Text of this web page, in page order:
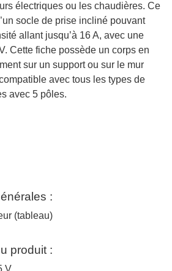
électriques ou les chaudières. Ce
socle de prise incliné pouvant
allant jusqu’à 16 A, avec une
Cette fiche possède un corps en
sur un support ou sur le mur
avec tous les types de
avec 5 pôles.
:
(tableau)
produit :
V